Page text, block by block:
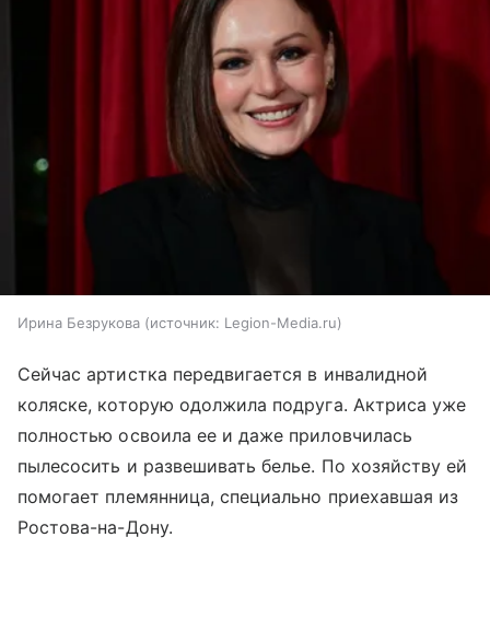
Ирина Безрукова источник: Legion-Media.ru
Сейчас артистка передвигается в инвалидной
коляске, которую одолжила подруга. Актриса уже
полностью освоила ее и даже приловчилась
пылесосить и развешивать белье. По хозяйству ей
помогает племянница, специально приехавшая из
Ростова-на-Дону.